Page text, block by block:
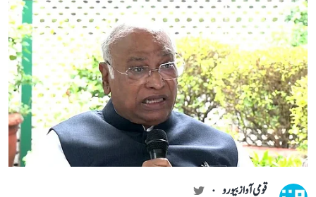
قومی آواز بیورو